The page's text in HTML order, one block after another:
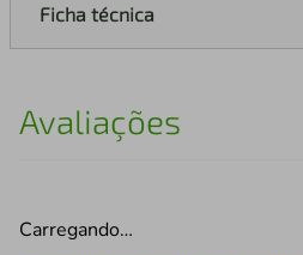
Ficha técnica
Avaliações
Carregando…